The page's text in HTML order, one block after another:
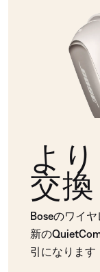
よ
交換
Boseのワイ
新の
引になります